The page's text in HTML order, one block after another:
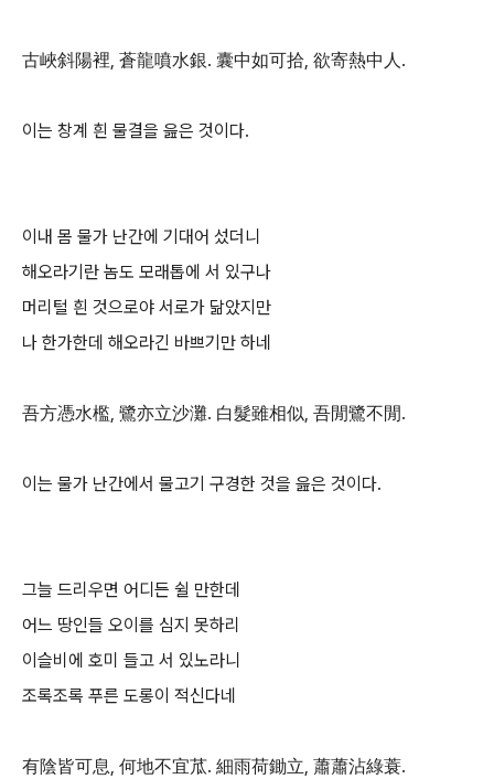
古峽斜陽裡, 蒼龍噴水銀. 囊中如可拾, 欲寄熱中人.
이는 창계 흰 물결을 읊은 것이다.
이내 몸 물가 난간에 기대어 섰더니
해오라기란 놈도 모래톱에 서 있구나
머리털 흰 것으로야 서로가 닮았지만
나 한가한데 해오라긴 바쁘기만 하네
吾方憑水檻, 鷺亦立沙灘. 白髮雖相似, 吾閒鷺不閒.
이는 물가 난간에서 물고기 구경한 것을 읊은 것이다.
그늘 드리우면 어디든 쉴 만한데
어느 땅인들 오이를 심지 못하리
이슬비에 호미 들고 서 있노라니
조록조록 푸른 도롱이 적신다네
有陰皆可息, 何地不宜苽. 細雨荷鋤立, 蕭蕭沾綠蓑.